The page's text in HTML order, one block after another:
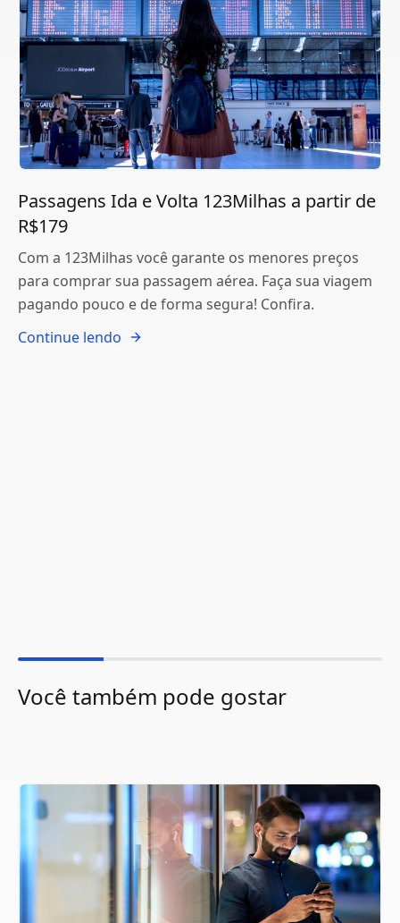
Passagens Ida e Volta 123Milhas a partir de
R$179
Com a 123Milhas você garante os menores preços
para comprar sua passagem aérea. Faça sua viagem
pagando pouco e de forma segura! Confira.
Continue lendo
Você também pode gostar